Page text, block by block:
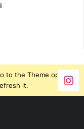
to the Theme options
it.